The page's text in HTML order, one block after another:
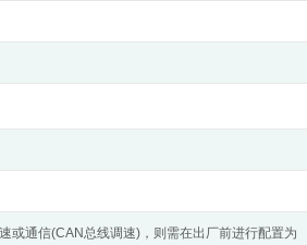
通信(CAN总线调速)，则需在出厂前进行配置为